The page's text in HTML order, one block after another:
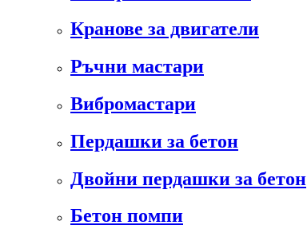
Кранове за двигатели
Ръчни мастари
Вибромастари
Пердашки за бетон
Двойни пердашки за бетон
Бетон помпи